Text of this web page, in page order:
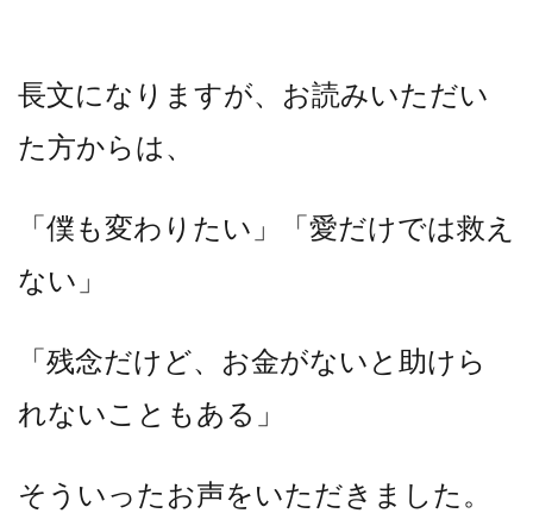
長文になりますが、お読みいただい
た方からは、
「僕も変わりたい」「愛だけでは救え
ない」
「残念だけど、お金がないと助けら
れないこともある」
そういったお声をいただきました。